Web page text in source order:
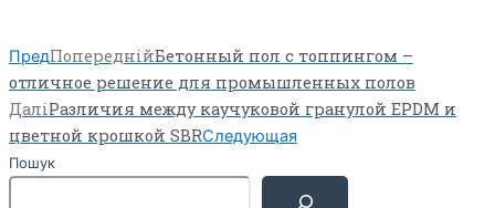
ПредПопереднійБетонный пол с топпингом –
отличное решение для промышленных полов
ДаліРазличия между каучуковой гранулой EPDM и
цветной крошкой SBRСледующая
Пошук